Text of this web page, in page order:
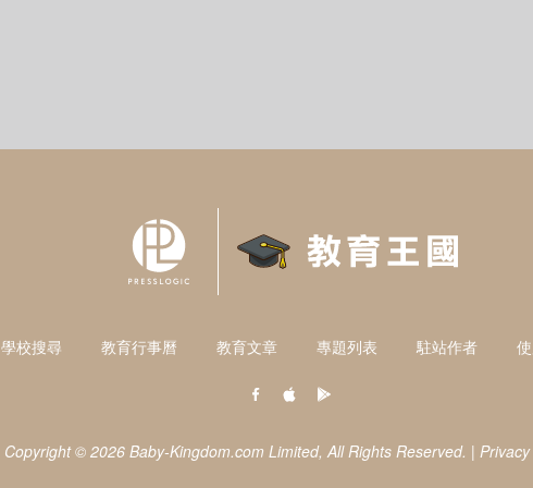
學校搜尋 教育行事曆 教育文章 專題列表 駐站作者
Copyright © 2026 Baby-Kingdom.com Limited, All Rights Reserved. |